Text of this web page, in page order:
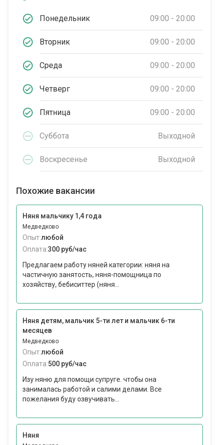
Понедельник 09:00 - 20:00
Вторник 09:00 - 20:00
Среда 09:00 - 20:00
Четверг 09:00 - 20:00
Пятница 09:00 - 20:00
Суббота Выходной
Воскресенье Выходной
Похожие вакансии
Няня мальчику 1,4 года
Медведково
Опыт:любой
Оплата:300 руб/час
Предлагаем работу няней категории: няня на
частичную занятость, няня-помощница по
хозяйству, бебиситтер (няня...
Няня детям, мальчик 5-ти лет и мальчик 6-ти
месяцев
Медведково
Опыт:любой
Оплата:500 руб/час
Изу няню для помощи супруге. чтобы она
занималась работой и салими делами. Все
пожелания буду озвучивать...
Няня